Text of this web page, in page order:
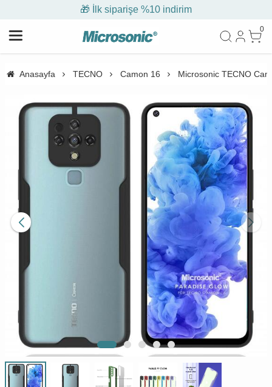
🎁 İlk siparişe %10 indirim
0
Anasayfa TECNO Camon 16 Microsonic TECNO